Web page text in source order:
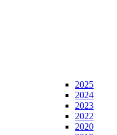
2025
2024
2023
2022
2020